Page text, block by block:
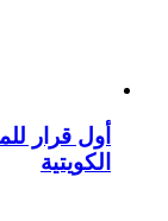
أول قرار
الكويتية